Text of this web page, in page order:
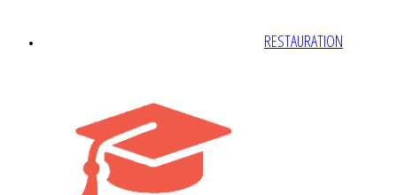
RESTAURATION